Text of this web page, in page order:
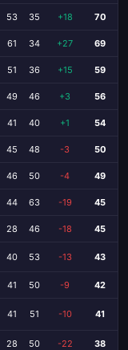
53 35 +18 70
61 34 +27 69
51 36 +15 59
49 46 +3 56
41 40 +1 54
45 48 -3 50
46 50 -4 49
44 63 -19 45
28 46 -18 45
40 53 -13 43
41 50 -9 42
41 51 -10 41
28 50 -22 38